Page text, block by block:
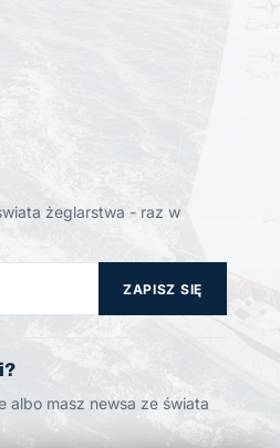
żeglarstwa - raz w
ZAPISZ SIĘ
albo masz newsa ze świata